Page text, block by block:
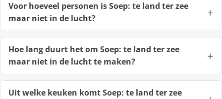
Voor hoeveel personen is Soep: te land ter zee
maar niet in de lucht?
Hoe lang duurt het om Soep: te land ter zee
maar niet in de lucht te maken?
Uit welke keuken komt Soep: te land ter zee